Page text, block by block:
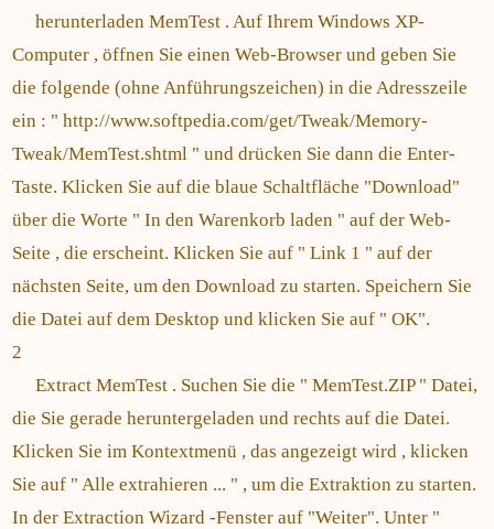
herunterladen MemTest . Auf Ihrem Windows XP-
Computer , öffnen Sie einen Web-Browser und geben Sie
die folgende (ohne Anführungszeichen) in die Adresszeile
ein : " http://www.softpedia.com/get/Tweak/Memory-
Tweak/MemTest.shtml " und drücken Sie dann die Enter-
Taste. Klicken Sie auf die blaue Schaltfläche "Download"
über die Worte " In den Warenkorb laden " auf der Web-
Seite , die erscheint. Klicken Sie auf " Link 1 " auf der
nächsten Seite, um den Download zu starten. Speichern Sie
die Datei auf dem Desktop und klicken Sie auf " OK".
2
Extract MemTest . Suchen Sie die " MemTest.ZIP " Datei,
die Sie gerade heruntergeladen und rechts auf die Datei.
Klicken Sie im Kontextmenü , das angezeigt wird , klicken
Sie auf " Alle extrahieren ... " , um die Extraktion zu starten.
In der Extraction Wizard -Fenster auf "Weiter". Unter "